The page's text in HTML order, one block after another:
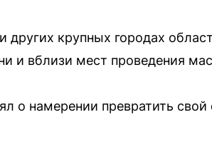
крупных городах
и вблизи мест проведения
о намерении превратить свой